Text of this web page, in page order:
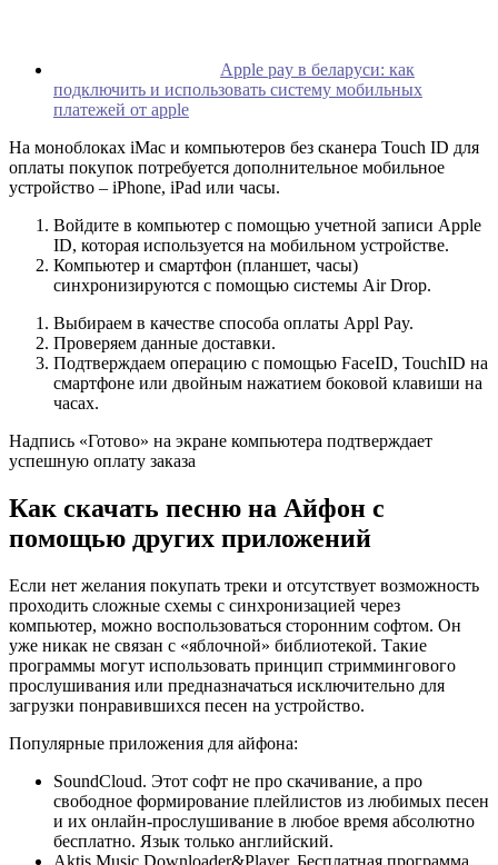
Apple pay в беларуси: как
подключить и использовать систему мобильных
платежей от apple
На моноблоках iMac и компьютеров без сканера Touch ID для
оплаты покупок потребуется дополнительное мобильное
устройство – iPhone, iPad или часы.
Войдите в компьютер с помощью учетной записи Apple
ID, которая используется на мобильном устройстве.
Компьютер и смартфон (планшет, часы)
синхронизируются с помощью системы Air Drop.
Выбираем в качестве способа оплаты Appl Pay.
Проверяем данные доставки.
Подтверждаем операцию с помощью FaceID, TouchID на
смартфоне или двойным нажатием боковой клавиши на
часах.
Надпись «Готово» на экране компьютера подтверждает
успешную оплату заказа
Как скачать песню на Айфон с
помощью других приложений
Если нет желания покупать треки и отсутствует возможность
проходить сложные схемы с синхронизацией через
компьютер, можно воспользоваться сторонним софтом. Он
уже никак не связан с «яблочной» библиотекой. Такие
программы могут использовать принцип стриммингового
прослушивания или предназначаться исключительно для
загрузки понравившихся песен на устройство.
Популярные приложения для айфона:
SoundCloud. Этот софт не про скачивание, а про
свободное формирование плейлистов из любимых песен
и их онлайн-прослушивание в любое время абсолютно
бесплатно. Язык только английский.